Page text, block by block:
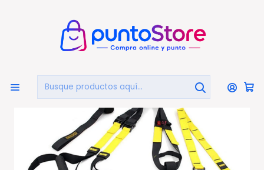
DEPORTES Y FITNESS Bandas Suspensión
Bandas De Suspensión Kit Entrenamiento Resiste 500kg
- Ps